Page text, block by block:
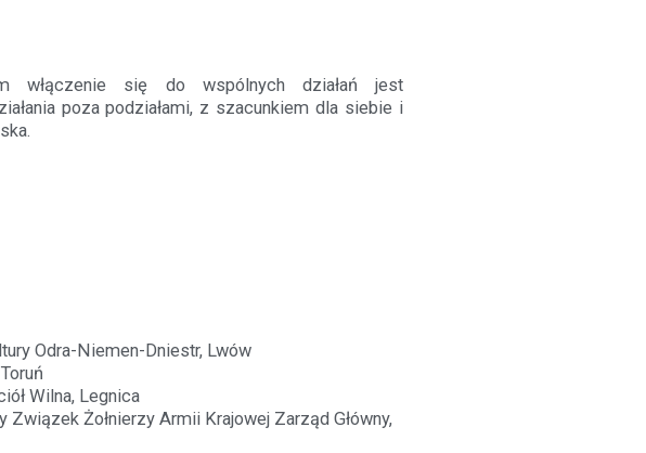
włączenie się do wspólnych działań jest
poza podziałami, z szacunkiem dla siebie i
Odra-Niemen-Dniestr, Lwów
Wilna, Legnica
Związek Żołnierzy Armii Krajowej Zarząd Główny,